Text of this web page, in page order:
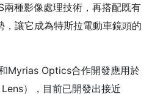
種影像處理技術，再搭配既有
，讓它成為特斯拉電動車鏡頭的
Myrias Optics合作開發應用於
），目前已開發出接近